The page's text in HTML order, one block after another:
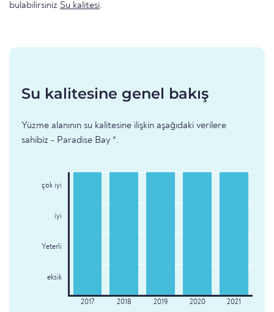
bulabilirsiniz Su kalitesi.
Su kalitesine genel bakış
Yüzme alanının su kalitesine ilişkin aşağıdaki verilere
sahibiz - Paradise Bay *.
çok iyi
iyi
Yeterli
eksik